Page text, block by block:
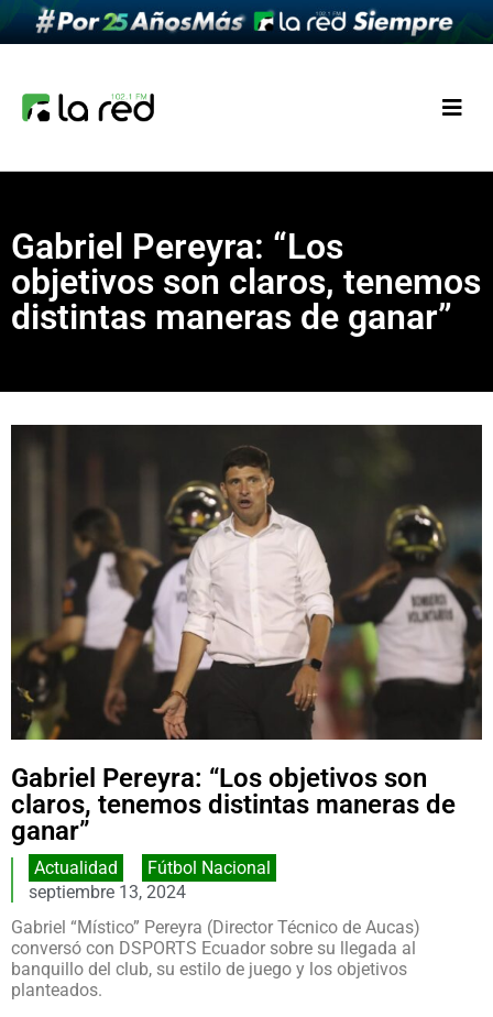
Gabriel Pereyra: “Los
objetivos son claros, tenemos
distintas maneras de ganar”
Gabriel Pereyra: “Los objetivos son
claros, tenemos distintas maneras de
ganar”
Actualidad
Fútbol Nacional
septiembre 13, 2024
Gabriel “Místico” Pereyra (Director Técnico de Aucas)
conversó con DSPORTS Ecuador sobre su llegada al
banquillo del club, su estilo de juego y los objetivos
planteados.